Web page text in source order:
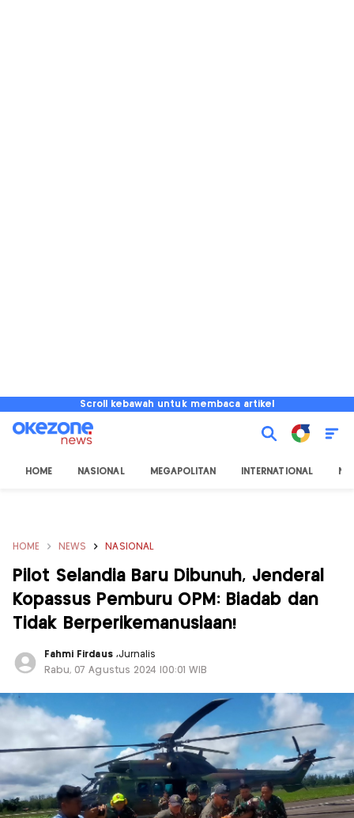
Scroll kebawah untuk membaca artikel
HOME NASIONAL MEGAPOLITAN INTERNATIONAL
HOME NEWS NASIONAL
Pilot Selandia Baru Dibunuh, Jenderal
Kopassus Pemburu OPM: Biadab dan
Tidak Berperikemanusiaan!
Fahmi Firdaus ,Jurnalis
Rabu, 07 Agustus 2024 |00:01 WIB